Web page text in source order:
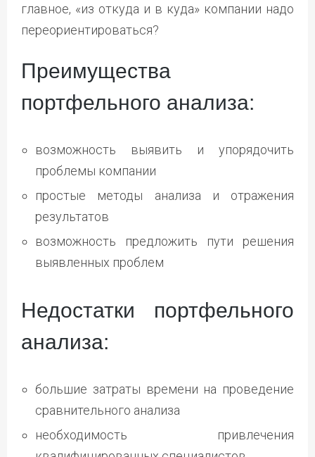
главное, «из откуда и в куда» компании надо
переориентироваться?
Преимущества
портфельного анализа:
возможность выявить и упорядочить
проблемы компании
простые методы анализа и отражения
результатов
возможность предложить пути решения
выявленных проблем
Недостатки портфельного
анализа:
большие затраты времени на проведение
сравнительного анализа
необходимость привлечения